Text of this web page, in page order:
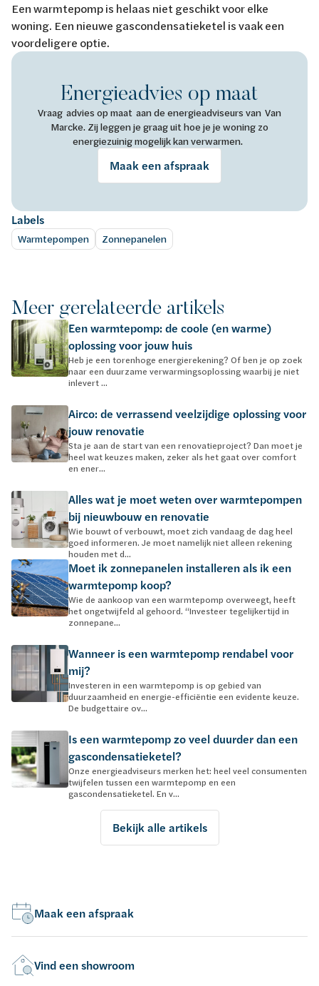
Een warmtepomp is helaas niet geschikt voor elke
woning. Een nieuwe gascondensatieketel is vaak een
voordeligere optie.
Energieadvies op maat
Vraag advies op maat aan de energieadviseurs van Van
Marcke. Zij leggen je graag uit hoe je je woning zo
energiezuinig mogelijk kan verwarmen.
Maak een afspraak
Labels
Warmtepompen Zonnepanelen
Meer gerelateerde artikels
Een warmtepomp: de coole (en warme)
oplossing voor jouw huis
Heb je een torenhoge energierekening? Of ben je op zoek
naar een duurzame verwarmingsoplossing waarbij je niet
inlevert ...
Airco: de verrassend veelzijdige oplossing voor
jouw renovatie
Sta je aan de start van een renovatieproject? Dan moet je
heel wat keuzes maken, zeker als het gaat over comfort
en ener...
Alles wat je moet weten over warmtepompen
bij nieuwbouw en renovatie
Wie bouwt of verbouwt, moet zich vandaag de dag heel
goed informeren. Je moet namelijk niet alleen rekening
houden met d...
Moet ik zonnepanelen installeren als ik een
warmtepomp koop?
Wie de aankoop van een warmtepomp overweegt, heeft
het ongetwijfeld al gehoord. “Investeer tegelijkertijd in
zonnepane...
Wanneer is een warmtepomp rendabel voor
mij?
Investeren in een warmtepomp is op gebied van
duurzaamheid en energie-efficiëntie een evidente keuze.
De budgettaire ov...
Is een warmtepomp zo veel duurder dan een
gascondensatieketel?
Onze energieadviseurs merken het: heel veel consumenten
twijfelen tussen een warmtepomp en een
gascondensatieketel. En v...
Bekijk alle artikels
Maak een afspraak
Vind een showroom